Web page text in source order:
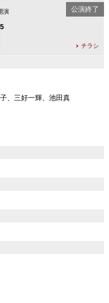
演
チラシ
公演終了
、三好一輝、池田真